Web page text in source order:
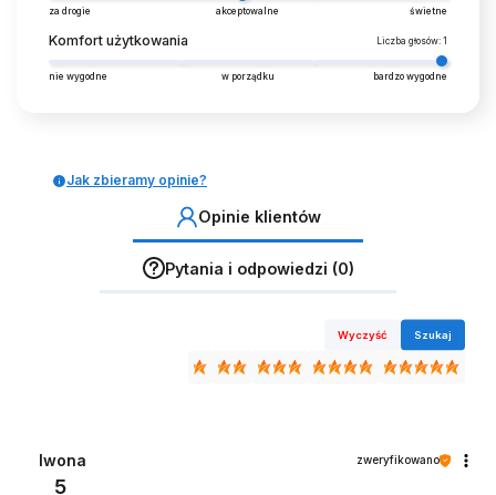
za drogie akceptowalne świetne
Komfort użytkowania Liczba głosów: 1
nie wygodne w porządku bardzo wygodne
Jak zbieramy opinie?
Opinie klientów
Pytania i odpowiedzi (0)
Wyczyść Szukaj
Iwona zweryfikowano
5